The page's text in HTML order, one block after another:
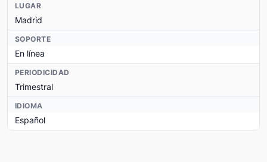
LUGAR
Madrid
SOPORTE
En línea
PERIODICIDAD
Trimestral
IDIOMA
Español